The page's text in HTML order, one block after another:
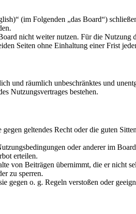
(im Folgenden „das Board“)
nicht weiter nutzen. Für die
Seiten ohne Einhaltung einer Frist
und räumlich unbeschränktes und
Nutzungsvertrages bestehen.
geltendes Recht oder die guten
oder anderer im
erteilen.
von Beiträgen übernimmt, die er nicht
zu sperren.
gegen o. g. Regeln verstoßen oder